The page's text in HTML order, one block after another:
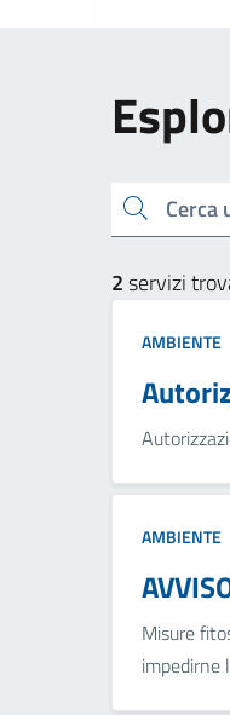
Cerca una parola chiave
2servizi
AMBIENTE
AMBIENTE
Misure
impedirne